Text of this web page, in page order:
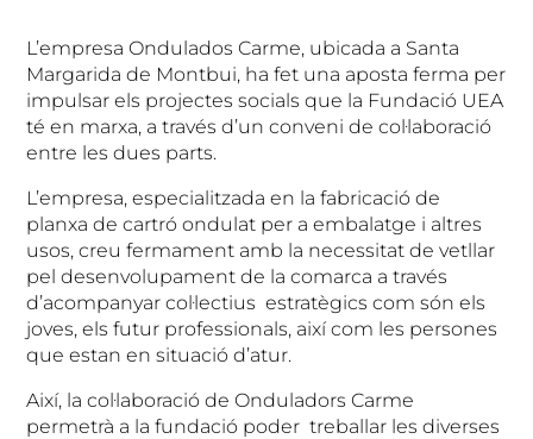
L’empresa Ondulados Carme, ubicada a Santa
Margarida de Montbui, ha fet una aposta ferma per
impulsar els projectes socials que la Fundació UEA
té en marxa, a través d’un conveni de col·laboració
entre les dues parts.
L’empresa, especialitzada en la fabricació de
planxa de cartró ondulat per a embalatge i altres
usos, creu fermament amb la necessitat de vetllar
pel desenvolupament de la comarca a través
d’acompanyar col·lectius estratègics com són els
joves, els futur professionals, així com les persones
que estan en situació d’atur.
Així, la col·laboració de Onduladors Carme
permetrà a la fundació poder treballar les diverses